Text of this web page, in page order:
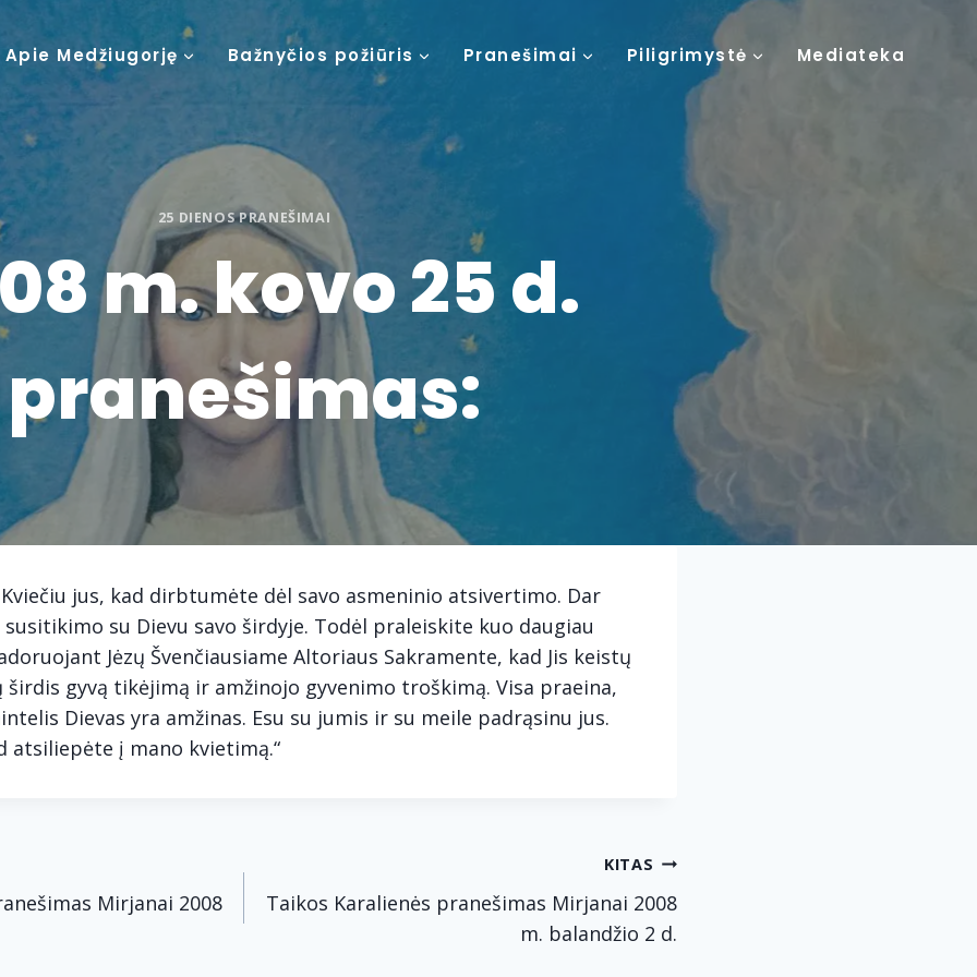
Apie Medžiugorję Bažnyčios požiūris Pranešimai Piligrimystė Mediateka
25 DIENOS PRANEŠIMAI
m. kovo 25 d.
pranešimas:
Kviečiu jus, kad dirbtumėte dėl savo asmeninio atsivertimo. Dar
su Dievu savo širdyje. Todėl praleiskite kuo daugiau
Jėzų Švenčiausiame Altoriaus Sakramente, kad Jis keistų
gyvą tikėjimą ir amžinojo gyvenimo troškimą. Visa praeina,
Dievas yra amžinas. Esu su jumis ir su meile padrąsinu jus.
atsiliepėte į mano kvietimą.“
Mirjanai 2008
KITAS
Taikos Karalienės pranešimas Mirjanai 2008
m. balandžio 2 d.